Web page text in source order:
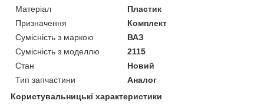
Матеріал
Пластик
Призначення
Комплект
Сумісність з маркою
ВАЗ
Сумісність з моделлю
2115
Стан
Новий
Тип запчастини
Аналог
Користувальницькі характеристики